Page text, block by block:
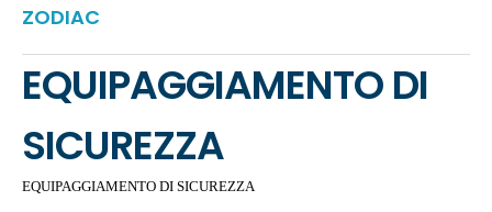
ZODIAC
EQUIPAGGIAMENTO DI
SICUREZZA
EQUIPAGGIAMENTO DI SICUREZZA